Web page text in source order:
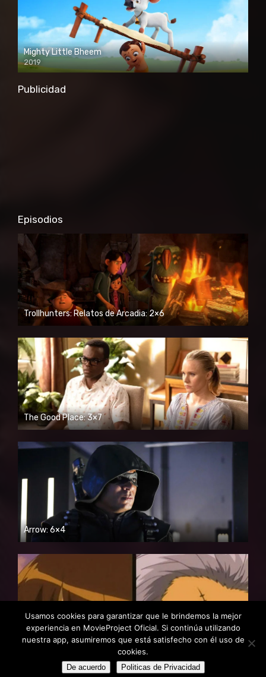
Mighty Little Bheem
2019
Publicidad
Episodios
Trollhunters: Relatos de Arcadia: 2×6
The Good Place: 3×7
Arrow: 6×4
HD720P
Gintama: 1×13
Usamos cookies para garantizar que le brindemos la mejor
experiencia en MovieProject Oficial. Si continúa utilizando
nuestra app, asumiremos que está satisfecho con él uso de
cookies.
De acuerdo Politicas de Privacidad